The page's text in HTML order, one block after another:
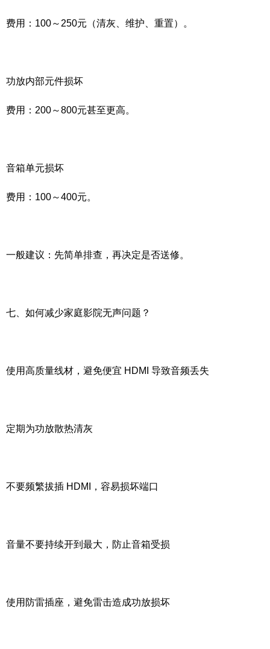
费用：100～250元（清灰、维护、重置）。
功放内部元件损坏
费用：200～800元甚至更高。
音箱单元损坏
费用：100～400元。
一般建议：先简单排查，再决定是否送修。
七、如何减少家庭影院无声问题？
使用高质量线材，避免便宜 HDMI 导致音频丢失
定期为功放散热清灰
不要频繁拔插 HDMI，容易损坏端口
音量不要持续开到最大，防止音箱受损
使用防雷插座，避免雷击造成功放损坏